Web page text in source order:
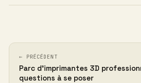
← PRÉCÉDENT
Parc d’imprimantes 3D
questions à se poser